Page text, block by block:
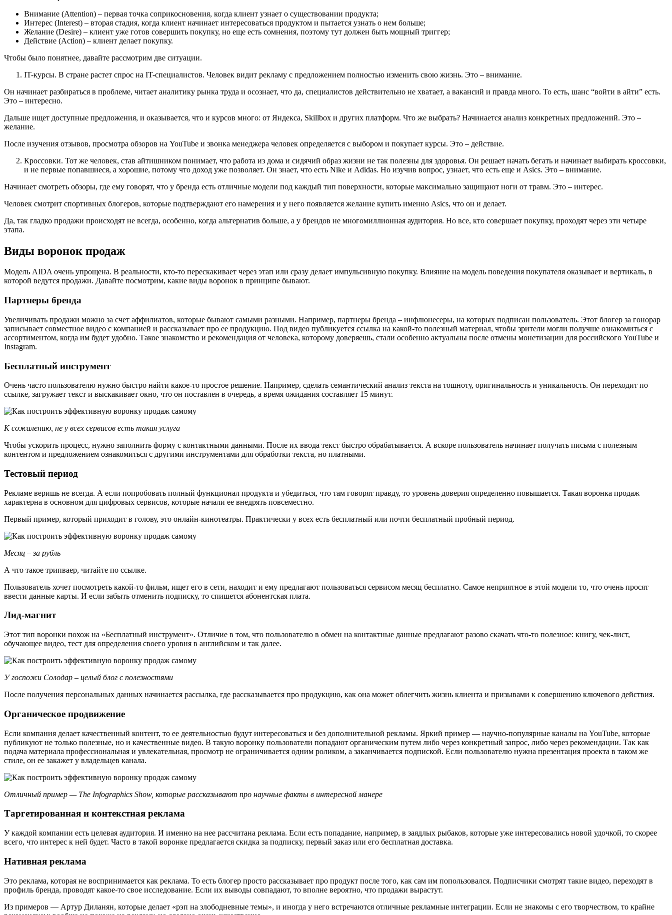
Внимание (Attention) – первая точка соприкосновения, когда клиент узнает о существовании продукта;
Интерес (Interest) – вторая стадия, когда клиент начинает интересоваться продуктом и пытается узнать о нем больше;
Желание (Desire) – клиент уже готов совершить покупку, но еще есть сомнения, поэтому тут должен быть мощный триггер;
Действие (Action) – клиент делает покупку.
Чтобы было понятнее, давайте рассмотрим две ситуации.
IT-курсы. В стране растет спрос на IT-специалистов. Человек видит рекламу с предложением полностью изменить свою жизнь. Это – внимание.
Он начинает разбираться в проблеме, читает аналитику рынка труда и осознает, что да, специалистов действительно не хватает, а вакансий и правда много. То есть, шанс “войти в айти” есть.
Это – интересно.
Дальше ищет доступные предложения, и оказывается, что и курсов много: от Яндекса, Skillbox и других платформ. Что же выбрать? Начинается анализ конкретных предложений. Это –
желание.
После изучения отзывов, просмотра обзоров на YouTube и звонка менеджера человек определяется с выбором и покупает курсы. Это – действие.
Кроссовки. Тот же человек, став айтишником понимает, что работа из дома и сидячий образ жизни не так полезны для здоровья. Он решает начать бегать и начинает выбирать кроссовки,
и не первые попавшиеся, а хорошие, потому что доход уже позволяет. Он знает, что есть Nike и Adidas. Но изучив вопрос, узнает, что есть еще и Asics. Это – внимание.
Начинает смотреть обзоры, где ему говорят, что у бренда есть отличные модели под каждый тип поверхности, которые максимально защищают ноги от травм. Это – интерес.
Человек смотрит спортивных блогеров, которые подтверждают его намерения и у него появляется желание купить именно Asics, что он и делает.
Да, так гладко продажи происходят не всегда, особенно, когда альтернатив больше, а у брендов не многомиллионная аудитория. Но все, кто совершает покупку, проходят через эти четыре
этапа.
Виды воронок продаж
Модель AIDA очень упрощена. В реальности, кто-то перескакивает через этап или сразу делает импульсивную покупку. Влияние на модель поведения покупателя оказывает и вертикаль, в
которой ведутся продажи. Давайте посмотрим, какие виды воронок в принципе бывают.
Партнеры бренда
Увеличивать продажи можно за счет аффилиатов, которые бывают самыми разными. Например, партнеры бренда – инфлюнесеры, на которых подписан пользователь. Этот блогер за гонорар
записывает совместное видео с компанией и рассказывает про ее продукцию. Под видео публикуется ссылка на какой-то полезный материал, чтобы зрители могли получше ознакомиться с
ассортиментом, когда им будет удобно. Такое знакомство и рекомендация от человека, которому доверяешь, стали особенно актуальны после отмены монетизации для российского YouTube и
Instagram.
Бесплатный инструмент
Очень часто пользователю нужно быстро найти какое-то простое решение. Например, сделать семантический анализ текста на тошноту, оригинальность и уникальность. Он переходит по
ссылке, загружает текст и выскакивает окно, что он поставлен в очередь, а время ожидания составляет 15 минут.
К сожалению, не у всех сервисов есть такая услуга
Чтобы ускорить процесс, нужно заполнить форму с контактными данными. После их ввода текст быстро обрабатывается. А вскоре пользователь начинает получать письма с полезным
контентом и предложением ознакомиться с другими инструментами для обработки текста, но платными.
Тестовый период
Рекламе веришь не всегда. А если попробовать полный функционал продукта и убедиться, что там говорят правду, то уровень доверия определенно повышается. Такая воронка продаж
характерна в основном для цифровых сервисов, которые начали ее внедрять повсеместно.
Первый пример, который приходит в голову, это онлайн-кинотеатры. Практически у всех есть бесплатный или почти бесплатный пробный период.
Месяц – за рубль
А что такое трипваер, читайте по ссылке.
Пользователь хочет посмотреть какой-то фильм, ищет его в сети, находит и ему предлагают пользоваться сервисом месяц бесплатно. Самое неприятное в этой модели то, что очень просят
ввести данные карты. И если забыть отменить подписку, то спишется абонентская плата.
Лид-магнит
Этот тип воронки похож на «Бесплатный инструмент». Отличие в том, что пользователю в обмен на контактные данные предлагают разово скачать что-то полезное: книгу, чек-лист,
обучающее видео, тест для определения своего уровня в английском и так далее.
У госпожи Солодар – целый блог с полезностями
После получения персональных данных начинается рассылка, где рассказывается про продукцию, как она может облегчить жизнь клиента и призывами к совершению ключевого действия.
Органическое продвижение
Если компания делает качественный контент, то ее деятельностью будут интересоваться и без дополнительной рекламы. Яркий пример — научно-популярные каналы на YouTube, которые
публикуют не только полезные, но и качественные видео. В такую воронку пользователи попадают органическим путем либо через конкретный запрос, либо через рекомендации. Так как
подача материала профессиональная и увлекательная, просмотр не ограничивается одним роликом, а заканчивается подпиской. Если пользователю нужна презентация проекта в таком же
стиле, он ее закажет у владельцев канала.
Отличный пример — The Infographics Show, которые рассказывают про научные факты в интересной манере
Таргетированная и контекстная реклама
У каждой компании есть целевая аудитория. И именно на нее рассчитана реклама. Если есть попадание, например, в заядлых рыбаков, которые уже интересовались новой удочкой, то скорее
всего, что интерес к ней будет. Часто в такой воронке предлагается скидка за подписку, первый заказ или его бесплатная доставка.
Нативная реклама
Это реклама, которая не воспринимается как реклама. То есть блогер просто рассказывает про продукт после того, как сам им попользовался. Подписчики смотрят такие видео, переходят в
профиль бренда, проводят какое-то свое исследование. Если их выводы совпадают, то вполне вероятно, что продажи вырастут.
Из примеров — Артур Диланян, которые делает «рэп на злободневные темы», и иногда у него встречаются отличные рекламные интеграции. Если не знакомы с его творчеством, то крайне